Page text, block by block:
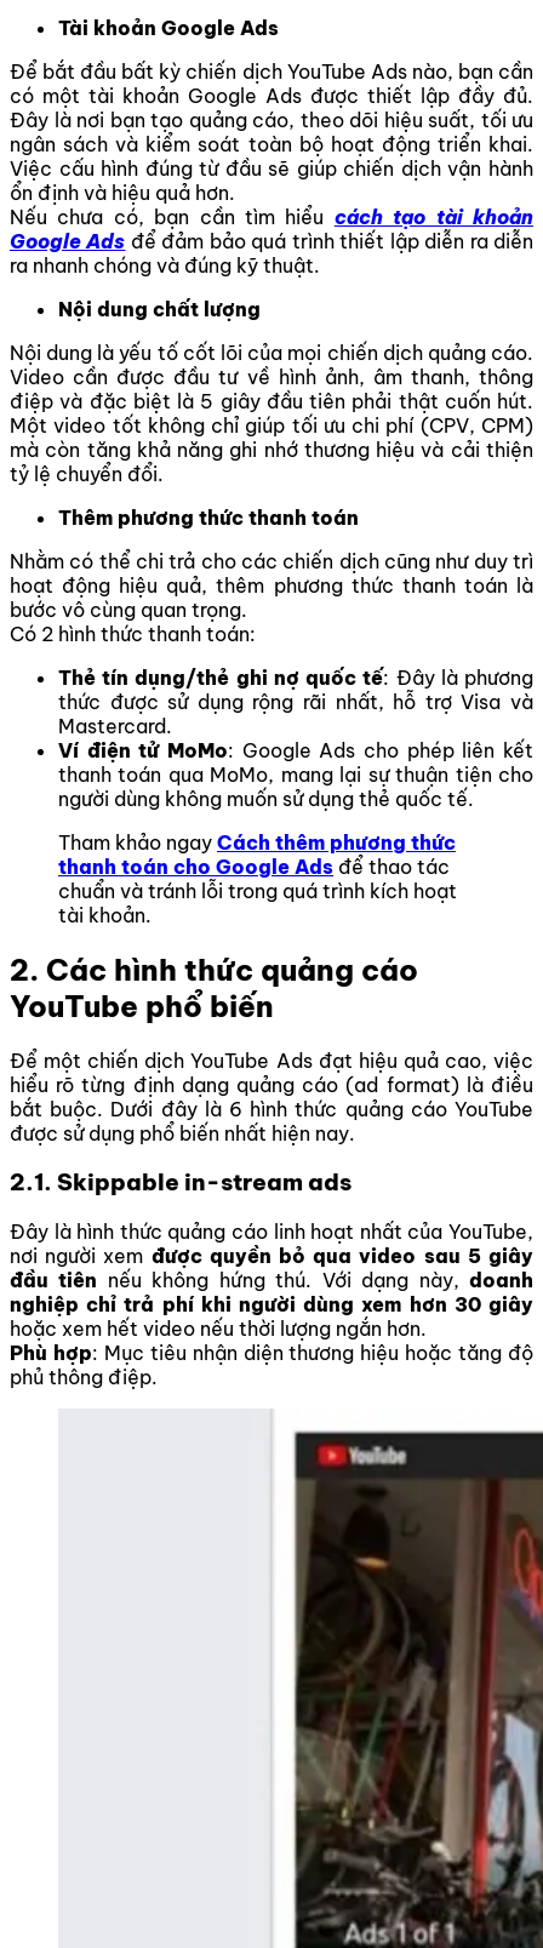
Tài khoản Google Ads
Để bắt đầu bất kỳ chiến dịch YouTube Ads nào, bạn cần
có một tài khoản Google Ads được thiết lập đầy đủ.
Đây là nơi bạn tạo quảng cáo, theo dõi hiệu suất, tối ưu
ngân sách và kiểm soát toàn bộ hoạt động triển khai.
Việc cấu hình đúng từ đầu sẽ giúp chiến dịch vận hành
ổn định và hiệu quả hơn.
Nếu chưa có, bạn cần tìm hiểu cách tạo tài khoản
Google Ads để đảm bảo quá trình thiết lập diễn ra diễn
ra nhanh chóng và đúng kỹ thuật.
Nội dung chất lượng
Nội dung là yếu tố cốt lõi của mọi chiến dịch quảng cáo.
Video cần được đầu tư về hình ảnh, âm thanh, thông
điệp và đặc biệt là 5 giây đầu tiên phải thật cuốn hút.
Một video tốt không chỉ giúp tối ưu chi phí (CPV, CPM)
mà còn tăng khả năng ghi nhớ thương hiệu và cải thiện
tỷ lệ chuyển đổi.
Thêm phương thức thanh toán
Nhằm có thể chi trả cho các chiến dịch cũng như duy trì
hoạt động hiệu quả, thêm phương thức thanh toán là
bước vô cùng quan trọng.
Có 2 hình thức thanh toán:
Thẻ tín dụng/thẻ ghi nợ quốc tế: Đây là phương
thức được sử dụng rộng rãi nhất, hỗ trợ Visa và
Mastercard.
Ví điện tử MoMo: Google Ads cho phép liên kết
thanh toán qua MoMo, mang lại sự thuận tiện cho
người dùng không muốn sử dụng thẻ quốc tế.
Tham khảo ngay Cách thêm phương thức
thanh toán cho Google Ads để thao tác
chuẩn và tránh lỗi trong quá trình kích hoạt
tài khoản.
2. Các hình thức quảng cáo
YouTube phổ biến
Để một chiến dịch YouTube Ads đạt hiệu quả cao, việc
hiểu rõ từng định dạng quảng cáo (ad format) là điều
bắt buộc. Dưới đây là 6 hình thức quảng cáo YouTube
được sử dụng phổ biến nhất hiện nay.
2.1. Skippable in-stream ads
Đây là hình thức quảng cáo linh hoạt nhất của YouTube,
nơi người xem được quyền bỏ qua video sau 5 giây
đầu tiên nếu không hứng thú. Với dạng này,doanh
nghiệp chỉ trả phí khi người dùng xem hơn 30 giây
hoặc xem hết video nếu thời lượng ngắn hơn.
Phù hợp: Mục tiêu nhận diện thương hiệu hoặc tăng độ
phủ thông điệp.